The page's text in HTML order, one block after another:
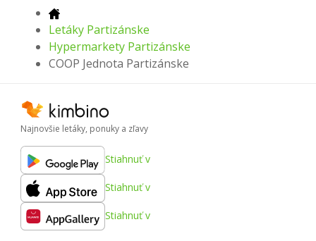
Letáky Partizánske
Hypermarkety Partizánske
COOP Jednota Partizánske
Najnovšie letáky, ponuky a zľavy
Stiahnuť v
Stiahnuť v
Stiahnuť v